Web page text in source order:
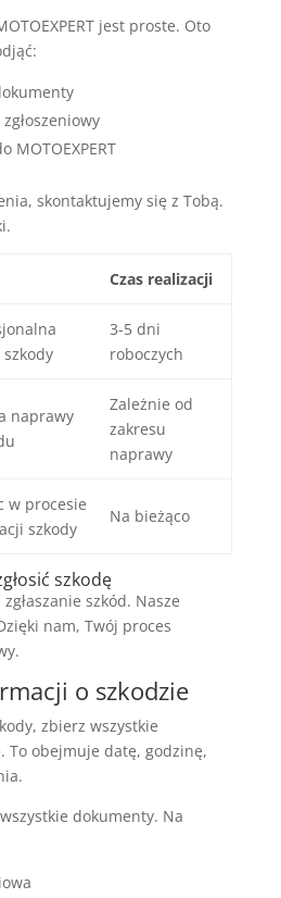
jest proste. Oto
MOTOEXPERT
skontaktujemy się z Tobą.
Czas realizacji
3-5 dni
roboczych
naprawy
Zależnie od
zakresu
naprawy
w procesie
szkody
Na bieżąco
szkodę
zgłaszanie szkód. Nasze
nam, Twój proces
o szkodzie
zbierz wszystkie
To obejmuje datę, godzinę,
dokumenty. Na